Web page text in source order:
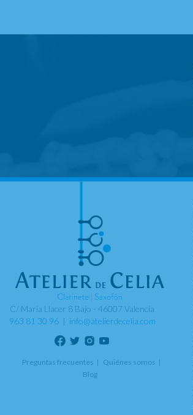
C/ Maria Llacer 8 Bajo - 46007 Valencia
963 81 30 96| info@atelierdecelia.com
Preguntas frecuentes
Quiénes somos
Blog